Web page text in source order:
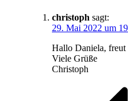
christoph sagt:
29. Mai 2022 um
Hallo Daniela, freut
Viele Grüße
Christoph